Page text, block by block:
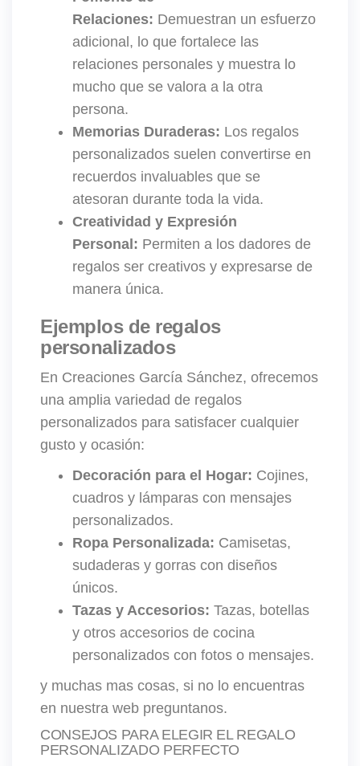
Relaciones: Demuestran un esfuerzo
adicional, lo que fortalece las
relaciones personales y muestra lo
mucho que se valora a la otra
persona.
Memorias Duraderas: Los regalos
personalizados suelen convertirse en
recuerdos invaluables que se
atesoran durante toda la vida.
Creatividad y Expresión
Personal: Permiten a los dadores de
regalos ser creativos y expresarse de
manera única.
Ejemplos de regalos
personalizados
En Creaciones García Sánchez, ofrecemos
una amplia variedad de regalos
personalizados para satisfacer cualquier
gusto y ocasión:
Decoración para el Hogar: Cojines,
cuadros y lámparas con mensajes
personalizados.
Ropa Personalizada: Camisetas,
sudaderas y gorras con diseños
únicos.
Tazas y Accesorios: Tazas, botellas
y otros accesorios de cocina
personalizados con fotos o mensajes.
y muchas mas cosas, si no lo encuentras
en nuestra web preguntanos.
CONSEJOS PARA ELEGIR EL REGALO
PERSONALIZADO PERFECTO